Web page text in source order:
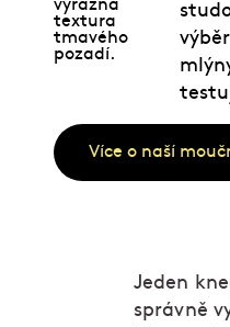
Více o naší
Jeden
správně